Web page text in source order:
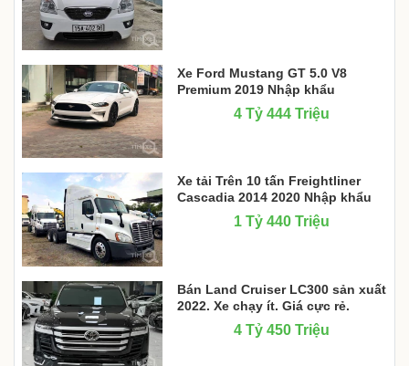
Xe Ford Mustang GT 5.0 V8
Premium 2019 Nhập khẩu
4 Tỷ 444 Triệu
Xe tải Trên 10 tấn Freightliner
Cascadia 2014 2020 Nhập khẩu
1 Tỷ 440 Triệu
Bán Land Cruiser LC300 sản xuất
2022. Xe chạy ít. Giá cực rẻ.
4 Tỷ 450 Triệu